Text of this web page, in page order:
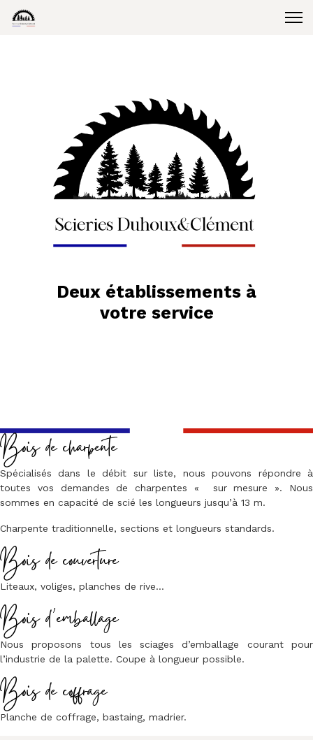
Deux établissements à
votre service
Bois de charpente
Spécialisés dans le débit sur liste, nous pouvons répondre à
toutes vos demandes de charpentes « sur mesure ». Nous
sommes en capacité de scié les longueurs jusqu’à 13 m.
Charpente traditionnelle, sections et longueurs standards.
Bois de couverture
Liteaux, voliges, planches de rive…
Bois d’emballage
Nous proposons tous les sciages d’emballage courant pour
l’industrie de la palette. Coupe à longueur possible.
Bois de coffrage
Planche de coffrage, bastaing, madrier.